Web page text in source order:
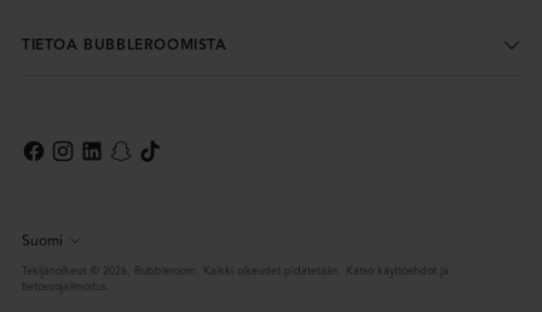
TIETOA BUBBLEROOMISTA
Kieli
Suomi
Tekijänoikeus © 2026, Bubbleroom. Kaikki oikeudet pidätetään. Katso käyttöehdot ja
tietosuojailmoitus.